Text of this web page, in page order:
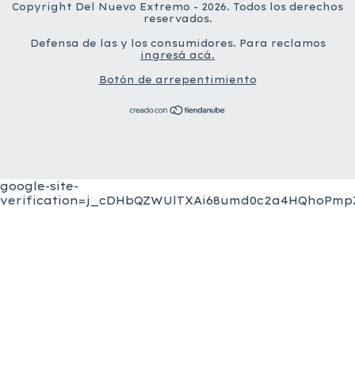
Copyright Del Nuevo Extremo - 2026. Todos los derechos
reservados.
Defensa de las y los consumidores. Para reclamos
ingresá acá.
Botón de arrepentimiento
google-site-